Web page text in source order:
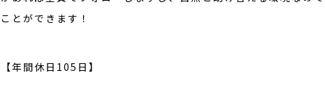
ことができます！
【年間休日105日】